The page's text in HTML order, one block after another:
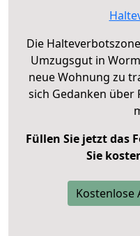
Die
Umzugsgut in
neue Wohnung zu
sich Gedanken
Füllen Sie jetzt das
Sie
Kostenlose